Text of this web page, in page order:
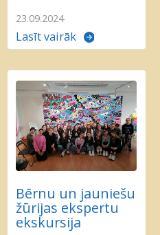
23.09.2024
Lasīt vairāk
Bērnu un jauniešu
žūrijas ekspertu
ekskursija